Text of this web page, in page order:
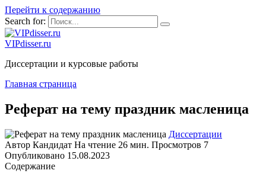
Перейти к содержанию
Search for:
VIPdisser.ru
Диссертации и курсовые работы
Главная страница
Реферат на тему праздник масленица
Диссертации
Автор Кандидат На чтение 26 мин. Просмотров 7
Опубликовано 15.08.2023
Содержание